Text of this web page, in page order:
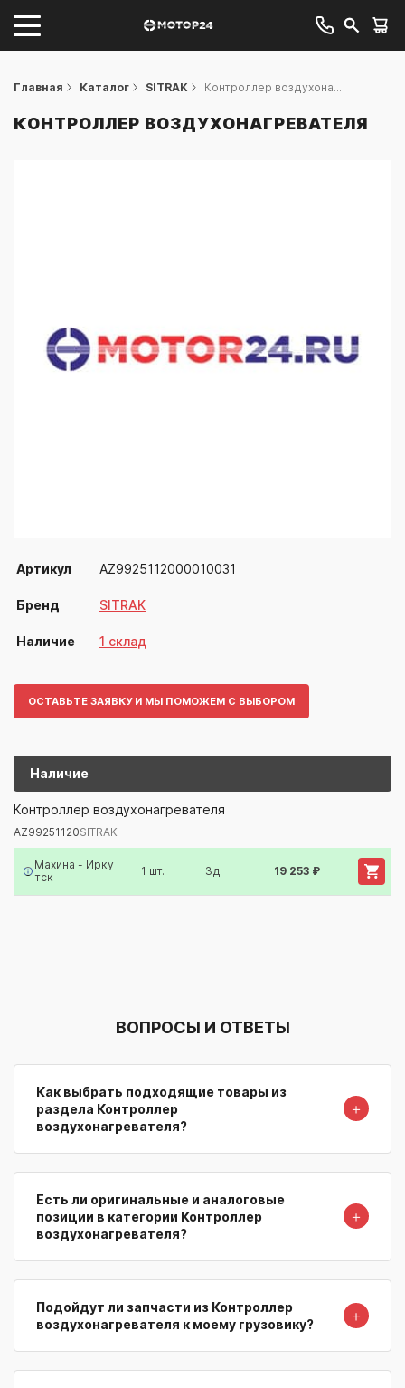
Главная Каталог SITRAK Контроллер воздухона...
КОНТРОЛЛЕР ВОЗДУХОНАГРЕВАТЕЛЯ
Артикул AZ9925112000010031
Бренд SITRAK
Наличие 1 склад
ОСТАВЬТЕ ЗАЯВКУ И МЫ ПОМОЖЕМ С ВЫБОРОМ
Наличие
Артикул/Бренд
AZ99251120 SITRAK
Контроллер воздухонагревателя
AZ99251120SITRAK
Махина - Ирку
тск
1 шт. 3д 19 253 ₽
ВОПРОСЫ И ОТВЕТЫ
Как выбрать подходящие товары из
раздела Контроллер
воздухонагревателя?
＋
Есть ли оригинальные и аналоговые
позиции в категории Контроллер
воздухонагревателя?
＋
Подойдут ли запчасти из Контроллер
воздухонагревателя к моему грузовику?
＋